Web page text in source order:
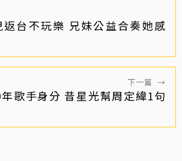
台不玩樂 兄妹公益合奏她感
下一篇 →
歌手身分 昔星光幫周定緯1句